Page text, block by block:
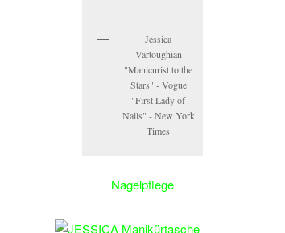
Jessica
Vartoughian
"Manicurist to the
Stars" - Vogue
"First Lady of
Nails" - New York
Times
Nagelpflege